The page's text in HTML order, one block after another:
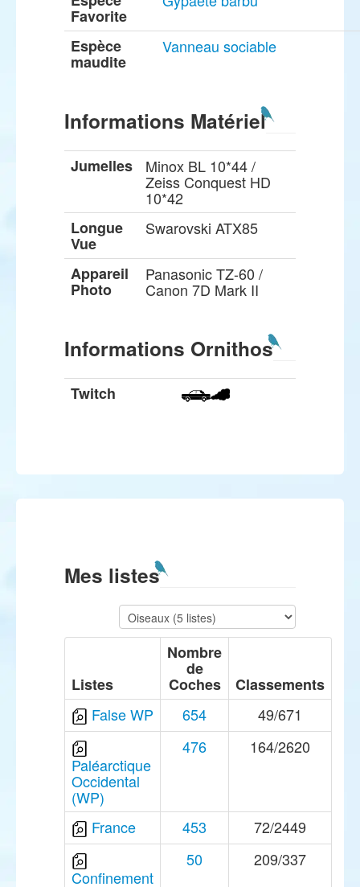
Favorite
Espèce
maudite
Vanneau sociable
Informations Matériel
Jumelles Minox BL 10*44 /
Zeiss Conquest HD
10*42
Longue
Vue
Swarovski ATX85
Appareil
Photo
Panasonic TZ-60 /
Canon 7D Mark II
Informations Ornithos
Twitch
Mes listes
Listes
Nombre
de
Coches
Classements
False WP
654 49/671
Paléarctique
Occidental
(WP)
476 164/2620
France 453 72/2449
Confinement
50 209/337